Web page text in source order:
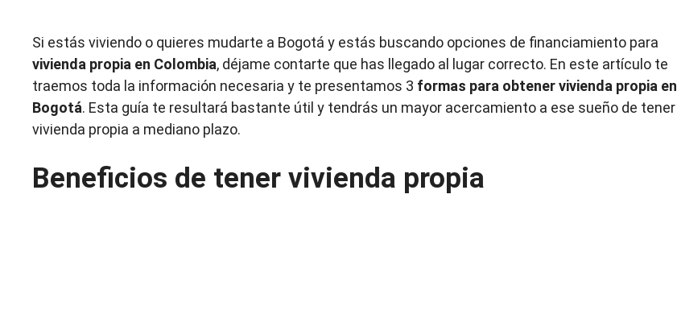
Si estás viviendo o quieres mudarte a Bogotá y estás buscando opciones de financiamiento para
vivienda propia en Colombia, déjame contarte que has llegado al lugar correcto. En este artículo te
traemos toda la información necesaria y te presentamos 3 formas para obtener vivienda propia en
Bogotá. Esta guía te resultará bastante útil y tendrás un mayor acercamiento a ese sueño de tener
vivienda propia a mediano plazo.
Beneficios de tener vivienda propia